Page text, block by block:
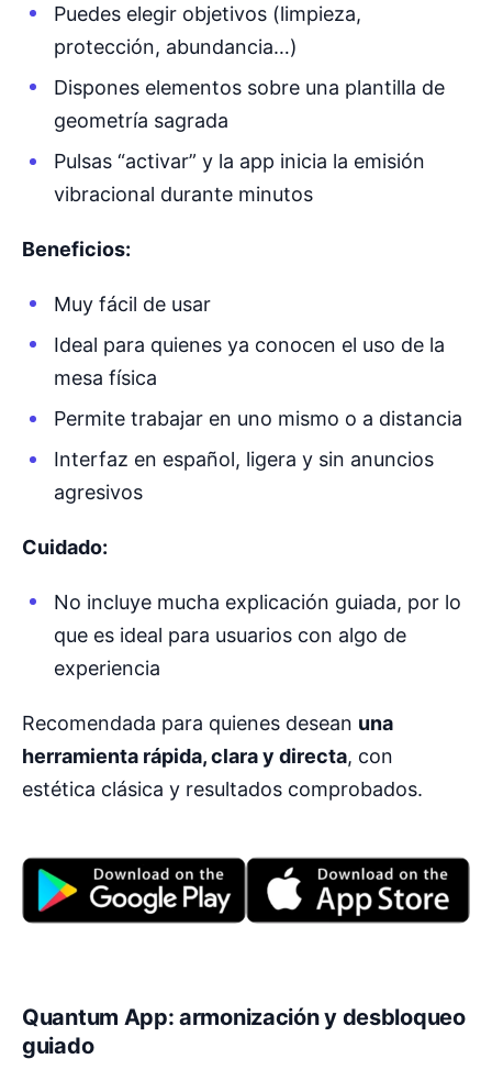
Puedes elegir objetivos (limpieza,
protección, abundancia…)
Dispones elementos sobre una plantilla de
geometría sagrada
Pulsas “activar” y la app inicia la emisión
vibracional durante minutos
Beneficios:
Muy fácil de usar
Ideal para quienes ya conocen el uso de la
mesa física
Permite trabajar en uno mismo o a distancia
Interfaz en español, ligera y sin anuncios
agresivos
Cuidado:
No incluye mucha explicación guiada, por lo
que es ideal para usuarios con algo de
experiencia
Recomendada para quienes desean una
herramienta rápida, clara y directa, con
estética clásica y resultados comprobados.
Quantum App: armonización y desbloqueo
guiado